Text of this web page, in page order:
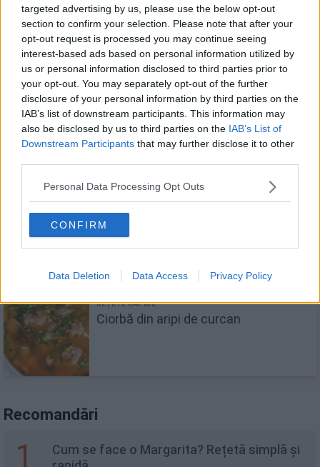
targeted advertising by us, please use the below opt-out
section to confirm your selection. Please note that after your
opt-out request is processed you may continue seeing
interest-based ads based on personal information utilized by
us or personal information disclosed to third parties prior to
your opt-out. You may separately opt-out of the further
disclosure of your personal information by third parties on the
IAB’s list of downstream participants. This information may
also be disclosed by us to third parties on the IAB’s List of
Downstream Participants that may further disclose it to other
Personal Data Processing Opt Outs
CONFIRM
Data Deletion Data Access Privacy Policy
Curcan Cu Rosii Coapte Si Cartofi Cu
Busuioc
Piept de curcan în crustă de
parmezan și usturoi
Chifteluțe italienești cu carne de vită
și curcan
Ciorbă din aripi de curcan
Recomandări
1
Cum se face o Margarita? Rețetă simplă și